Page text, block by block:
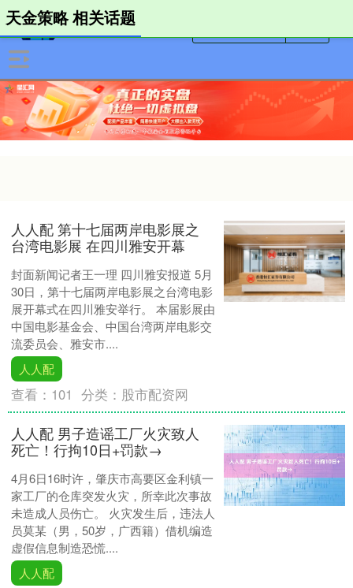
天金策略 相关话题
人人配 第十七届两岸电影展之
台湾电影展 在四川雅安开幕
封面新闻记者王一理 四川雅安报道 5月
30日，第十七届两岸电影展之台湾电影
展开幕式在四川雅安举行。 本届影展由
中国电影基金会、中国台湾两岸电影交
流委员会、雅安市....
人人配
查看： 101 分类： 股市配资网
人人配 男子造谣工厂火灾致人
死亡！行拘10日+罚款→
4月6日16时许，肇庆市高要区金利镇一
家工厂的仓库突发火灾，所幸此次事故
未造成人员伤亡。 火灾发生后，违法人
员莫某（男，50岁，广西籍）借机编造
虚假信息制造恐慌....
人人配